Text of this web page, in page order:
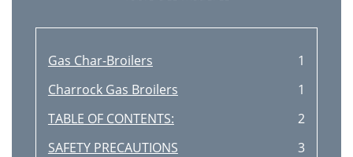
Gas Char-Broilers
1
Charrock Gas Broilers
1
TABLE OF CONTENTS:
2
SAFETY PRECAUTIONS
3